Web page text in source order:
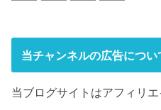
当チャンネルの広告につい
当ブログサイトはアフィリ